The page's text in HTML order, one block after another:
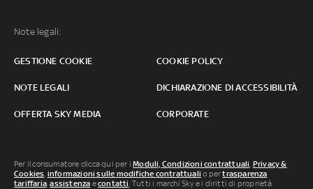
Note legali:
GESTIONE COOKIE COOKIE POLICY
NOTE LEGALI DICHIARAZIONE DI ACCESSIBILITÀ
OFFERTA SKY MEDIA CORPORATE
Per il consumatore clicca qui per iModuli, Condizioni contrattuali, Privacy &
Cookies, informazioni sulle modifiche contrattuali o pertrasparenza
tariffaria,assistenza econtatti. Tutti i marchi Sky e i diritti di proprietà